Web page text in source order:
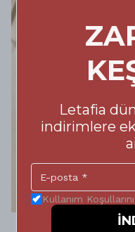
Letafia
indirimlere
Kullanım